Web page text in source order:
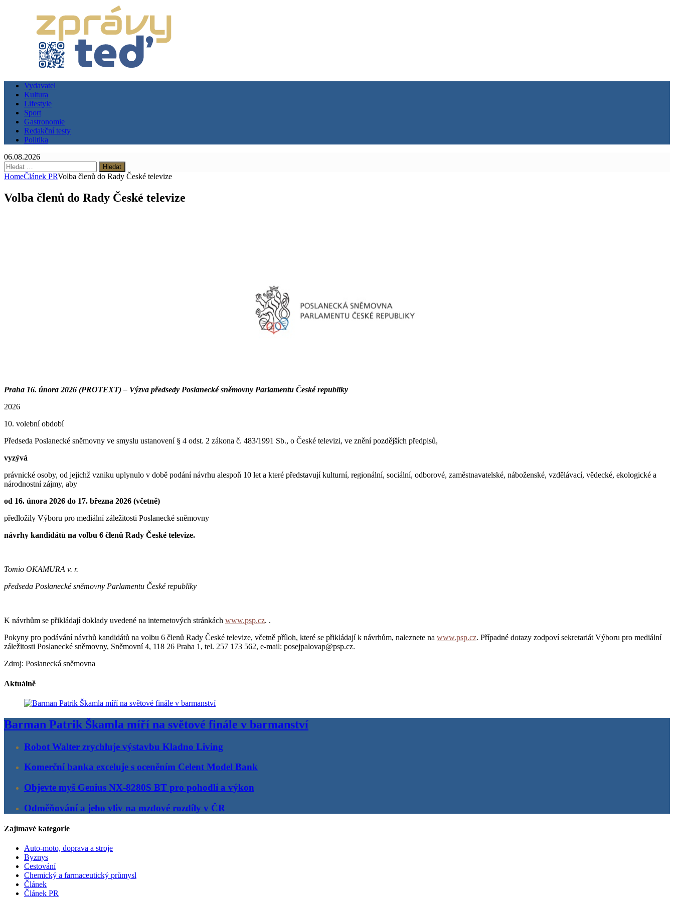
Vydavatel
Kultura
Lifestyle
Sport
Gastronomie
Redakční testy
Politika
06.08.2026
Vyhledávání
HomeČlánek PRVolba členů do Rady České televize
Volba členů do Rady České televize
Praha 16. února 2026 (PROTEXT) – Výzva předsedy Poslanecké sněmovny Parlamentu České republiky
2026
10. volební období
Předseda Poslanecké sněmovny ve smyslu ustanovení § 4 odst. 2 zákona č. 483/1991 Sb., o České televizi, ve znění pozdějších předpisů,
vyzývá
právnické osoby, od jejichž vzniku uplynulo v době podání návrhu alespoň 10 let a které představují kulturní, regionální, sociální, odborové, zaměstnavatelské, náboženské, vzdělávací, vědecké, ekologické a
národnostní zájmy, aby
od 16. února 2026 do 17. března 2026 (včetně)
předložily Výboru pro mediální záležitosti Poslanecké sněmovny
návrhy kandidátů na volbu 6 členů Rady České televize.
Tomio OKAMURA v. r.
předseda Poslanecké sněmovny Parlamentu České republiky
K návrhům se přikládají doklady uvedené na internetových stránkách www.psp.cz. .
Pokyny pro podávání návrhů kandidátů na volbu 6 členů Rady České televize, včetně příloh, které se přikládají k návrhům, naleznete na www.psp.cz. Případné dotazy zodpoví sekretariát Výboru pro mediální
záležitosti Poslanecké sněmovny, Sněmovní 4, 118 26 Praha 1, tel. 257 173 562, e-mail: posejpalovap@psp.cz.
Zdroj: Poslanecká sněmovna
Aktuálně
Barman Patrik Škamla míří na světové finále v barmanství
Robot Walter zrychluje výstavbu Kladno Living
Komerční banka exceluje s oceněním Celent Model Bank
Objevte myš Genius NX-8280S BT pro pohodlí a výkon
Odměňování a jeho vliv na mzdové rozdíly v ČR
Zajímavé kategorie
Auto-moto, doprava a stroje
Byznys
Cestování
Chemický a farmaceutický průmysl
Článek
Článek PR